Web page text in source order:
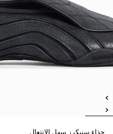
حذاء سنيكرز سهل الانتعال